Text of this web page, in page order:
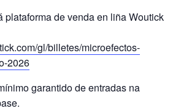
plataforma de venda en liña Woutick
gl/billetes/microefectos-
2026
garantido de entradas na